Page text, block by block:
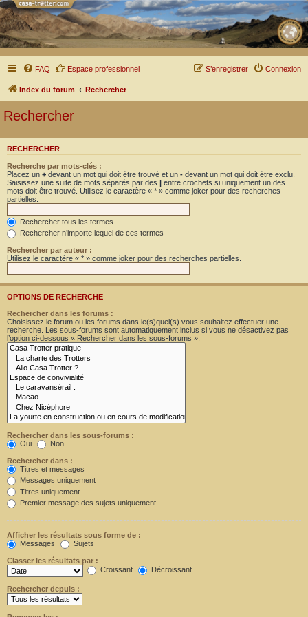
FAQ Espace professionnel Connexion
S’enregistrer
Index du forum Rechercher
Rechercher
RECHERCHER
Recherche par mots-clés :
Placez un + devant un mot qui doit être trouvé et un - devant un mot qui doit être exclu.
Saisissez une suite de mots séparés par des | entre crochets si uniquement un des
mots doit être trouvé. Utilisez le caractère « * » comme joker pour des recherches
partielles.
Rechercher tous les termes
Rechercher n’importe lequel de ces termes
Rechercher par auteur :
Utilisez le caractère « * » comme joker pour des recherches partielles.
OPTIONS DE RECHERCHE
Rechercher dans les forums :
Choisissez le forum ou les forums dans le(s)quel(s) vous souhaitez effectuer une
recherche. Les sous-forums sont automatiquement inclus si vous ne désactivez pas
l’option ci-dessous « Rechercher dans les sous-forums ».
Rechercher dans les sous-forums :
Oui
Non
Rechercher dans :
Titres et messages
Messages uniquement
Titres uniquement
Premier message des sujets uniquement
Afficher les résultats sous forme de :
Messages
Sujets
Classer les résultats par :
Croissant
Décroissant
Rechercher depuis :